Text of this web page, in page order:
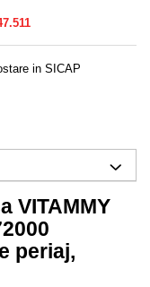
in SICAP
VITAMMY
periaj,